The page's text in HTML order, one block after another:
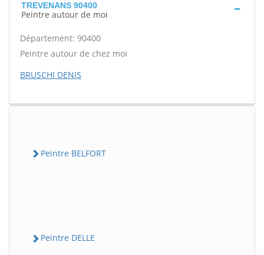
TREVENANS 90400
Peintre autour de moi
Département: 90400
Peintre autour de chez moi
BRUSCHI DENIS
Peintre BELFORT
Peintre DELLE